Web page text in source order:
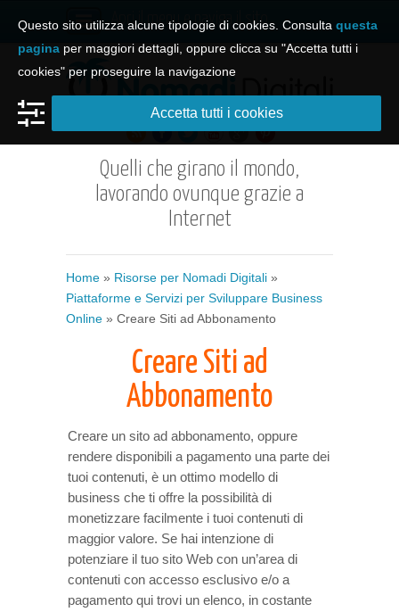
Apri il menu e naviga il sito
Quelli che girano il mondo,
lavorando ovunque grazie a
Internet
Home » Risorse per Nomadi Digitali »
Piattaforme e Servizi per Sviluppare Business
Online » Creare Siti ad Abbonamento
Creare Siti ad
Abbonamento
Creare un sito ad abbonamento, oppure
rendere disponibili a pagamento una parte dei
tuoi contenuti, è un ottimo modello di
business che ti offre la possibilità di
monetizzare facilmente i tuoi contenuti di
maggior valore. Se hai intenzione di
potenziare il tuo sito Web con un’area di
contenuti con accesso esclusivo e/o a
pagamento qui trovi un elenco, in costante
Questo sito utilizza alcune tipologie di cookies. Consulta questa
pagina per maggiori dettagli, oppure clicca su "Accetta tutti i
cookies" per proseguire la navigazione
Accetta tutti i cookies